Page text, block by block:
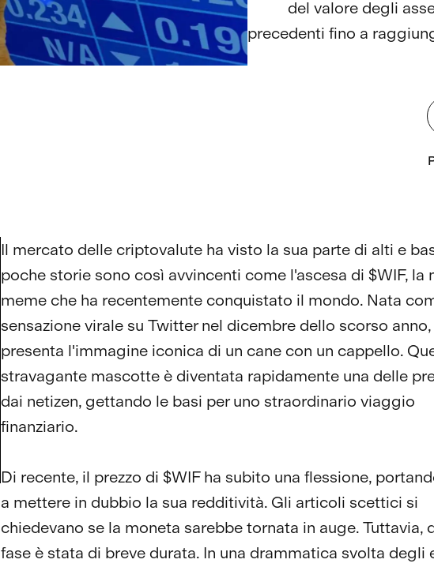
del valore degli
precedenti fino a
Il mercato delle criptovalute ha visto la sua parte di alti e
poche storie sono così avvincenti come l'ascesa di $WIF, la
meme che ha recentemente conquistato il mondo. Nata
sensazione virale su Twitter nel dicembre dello scorso anno,
presenta l'immagine iconica di un cane con un cappello.
stravagante mascotte è diventata rapidamente una delle
dai netizen, gettando le basi per uno straordinario viaggio
finanziario.
Di recente, il prezzo di $WIF ha subito una flessione,
a mettere in dubbio la sua redditività. Gli articoli scettici si
chiedevano se la moneta sarebbe tornata in auge. Tuttavia,
fase è stata di breve durata. In una drammatica svolta degli